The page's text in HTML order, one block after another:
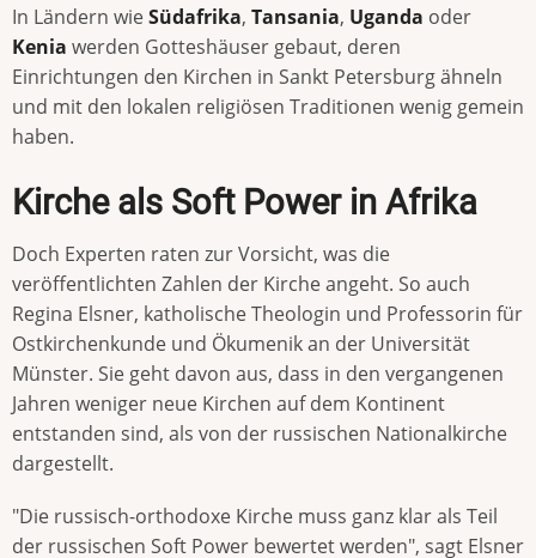
In Ländern wieSüdafrika, Tansania, Uganda oder
Kenia werden Gotteshäuser gebaut, deren
Einrichtungen den Kirchen in Sankt Petersburg ähneln
und mit den lokalen religiösen Traditionen wenig gemein
haben.
Kirche als Soft Power in Afrika
Doch Experten raten zur Vorsicht, was die
veröffentlichten Zahlen der Kirche angeht. So auch
Regina Elsner, katholische Theologin und Professorin für
Ostkirchenkunde und Ökumenik an der Universität
Münster. Sie geht davon aus, dass in den vergangenen
Jahren weniger neue Kirchen auf dem Kontinent
entstanden sind, als von der russischen Nationalkirche
dargestellt.
"Die russisch-orthodoxe Kirche muss ganz klar als Teil
der russischen Soft Power bewertet werden", sagt Elsner